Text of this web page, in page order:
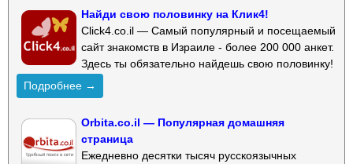
Найди свою половинку на Клик4!
Click4.co.il — Самый популярный и посещаемый
сайт знакомств в Израиле - более 200 000 анкет.
Здесь ты обязательно найдешь свою половинку!
Подробнее →
Orbita.co.il — Популярная домашняя
страница
Ежедневно десятки тысяч русскоязычных